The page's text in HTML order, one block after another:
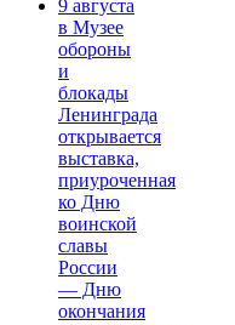
9 августа
в Музее
обороны
и
блокады
Ленинграда
открывается
выставка,
приуроченная
ко Дню
воинской
славы
России
— Дню
окончания